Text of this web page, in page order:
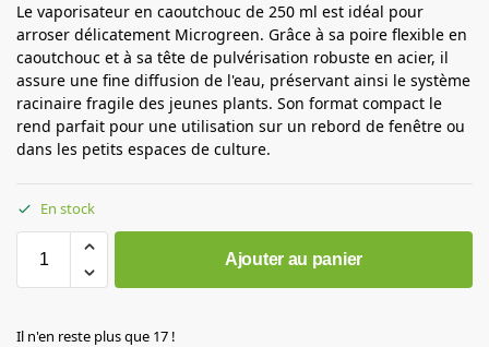
Le vaporisateur en caoutchouc de 250 ml est idéal pour
arroser délicatement Microgreen. Grâce à sa poire flexible en
caoutchouc et à sa tête de pulvérisation robuste en acier, il
assure une fine diffusion de l'eau, préservant ainsi le système
racinaire fragile des jeunes plants. Son format compact le
rend parfait pour une utilisation sur un rebord de fenêtre ou
dans les petits espaces de culture.
En stock
Ajouter au panier
Il n'en reste plus que 17 !